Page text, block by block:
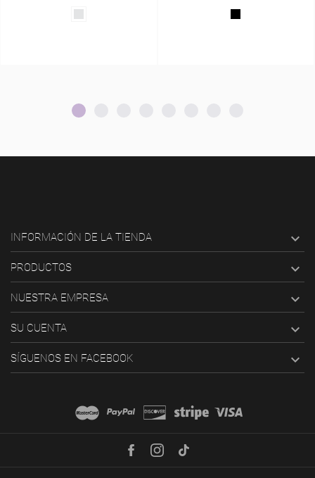
INFORMACIÓN DE LA TIENDA 
PRODUCTOS 
NUESTRA EMPRESA 
SU CUENTA 
SÍGUENOS EN FACEBOOK 
Facebook
Instagram
TikTok